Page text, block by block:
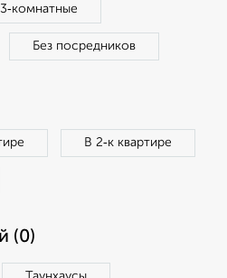
3‑комнатные
Без посредников
В 2‑к квартире
(0)